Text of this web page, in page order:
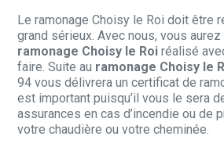
Le ramonage Choisy le Roi doit être
grand sérieux. Avec nous, vous aurez
ramonage Choisy le Roi réalisé
faire. Suite au ramonage Choisy le
94 vous délivrera un certificat de
est important puisqu’il vous le sera
assurances en cas d’incendie ou de
votre chaudière ou votre cheminée.